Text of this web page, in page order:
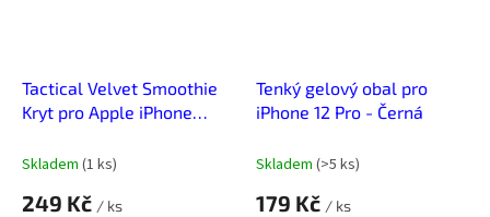
Tactical Velvet Smoothie
Kryt pro Apple iPhone
Skladem (1 ks)
249 Kč / ks
Tenký gelový obal pro
iPhone 12 Pro - Černá
Skladem (>5 ks)
179 Kč / ks